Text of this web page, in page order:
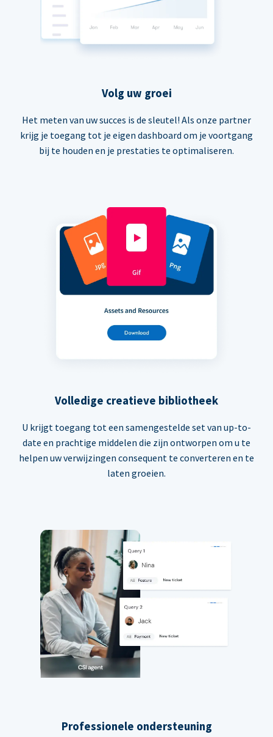
Volg uw groei
Het meten van uw succes is de sleutel! Als onze partner
krijg je toegang tot je eigen dashboard om je voortgang
bij te houden en je prestaties te optimaliseren.
Volledige creatieve bibliotheek
U krijgt toegang tot een samengestelde set van up-to-
date en prachtige middelen die zijn ontworpen om u te
helpen uw verwijzingen consequent te converteren en te
laten groeien.
Professionele ondersteuning